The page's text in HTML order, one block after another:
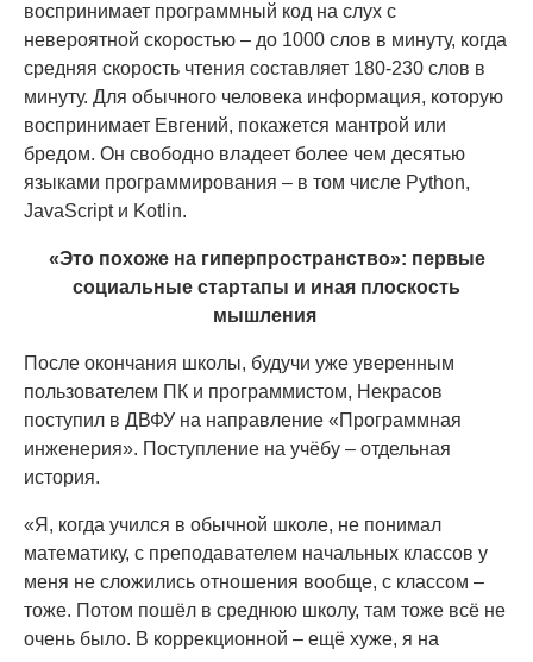
воспринимает программный код на слух с
невероятной скоростью – до 1000 слов в минуту, когда
средняя скорость чтения составляет 180-230 слов в
минуту. Для обычного человека информация, которую
воспринимает Евгений, покажется мантрой или
бредом. Он свободно владеет более чем десятью
языками программирования – в том числе Python,
JavaScript и Kotlin.
«Это похоже на гиперпространство»: первые
социальные стартапы и иная плоскость
мышления
После окончания школы, будучи уже уверенным
пользователем ПК и программистом, Некрасов
поступил в ДВФУ на направление «Программная
инженерия». Поступление на учёбу – отдельная
история.
«Я, когда учился в обычной школе, не понимал
математику, с преподавателем начальных классов у
меня не сложились отношения вообще, с классом –
тоже. Потом пошёл в среднюю школу, там тоже всё не
очень было. В коррекционной – ещё хуже, я на